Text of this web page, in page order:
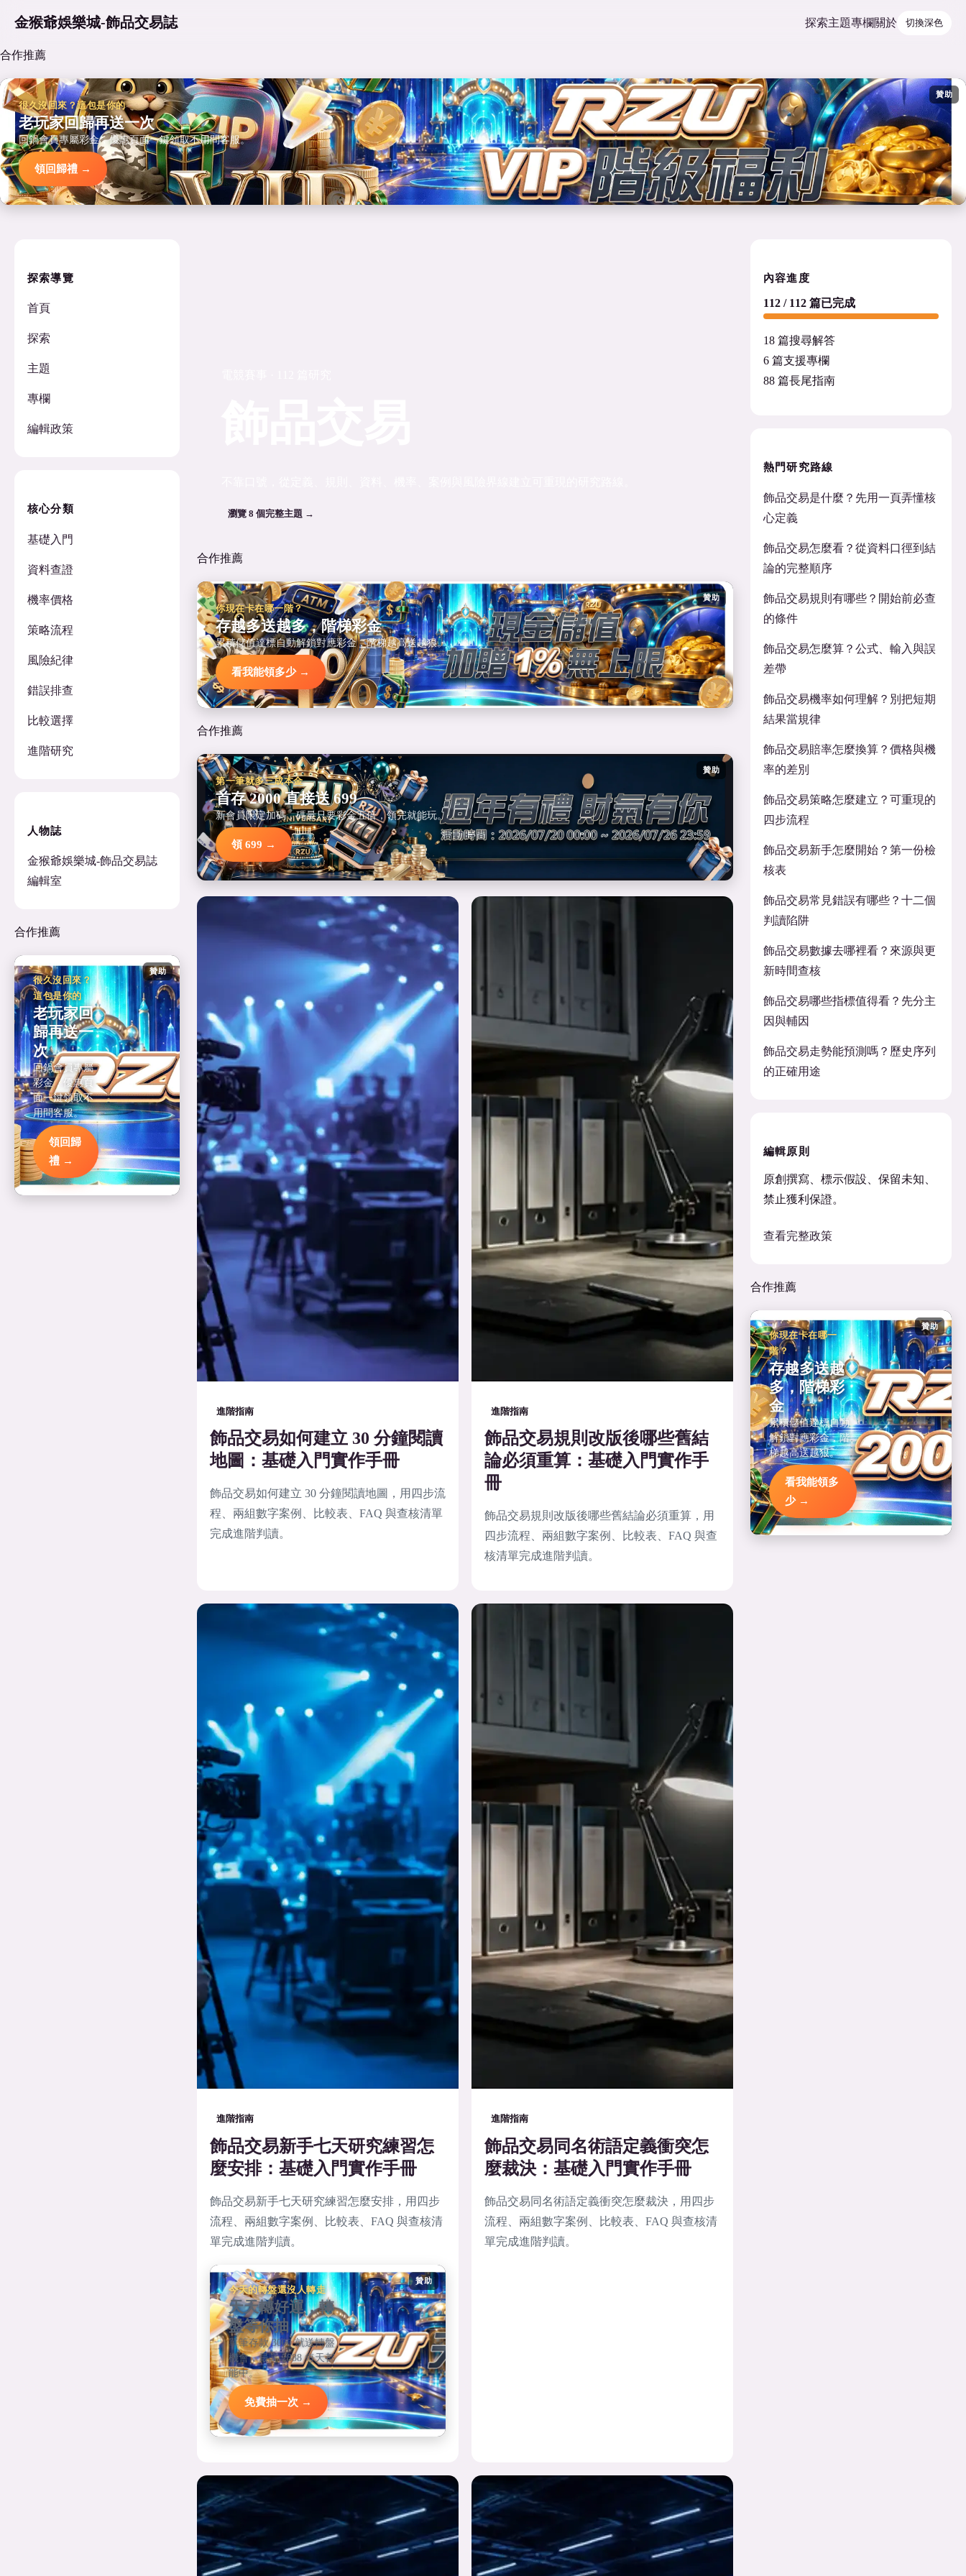
金猴爺娛樂城-飾品交易誌 探索主題專欄關於 切換深色
合作推薦
贊助
很久沒回來？這包是你的
老玩家回歸再送一次
回鍋會員專屬彩金，優惠頁面一鍵領取不用問客服。
領回歸禮 →
探索導覽
首頁
探索
主題
專欄
編輯政策
核心分類
基礎入門
資料查證
機率價格
策略流程
風險紀律
錯誤排查
比較選擇
進階研究
人物誌
金猴爺娛樂城-飾品交易誌
編輯室
合作推薦
贊助
很久沒回來？
這包是你的
老玩家回
歸再送一
次
回鍋會員專屬
彩金，優惠頁
面一鍵領取不
用問客服。
領回歸
禮 →
瀏覽 8 個完整主題 →
合作推薦
贊助
你現在卡在哪一階？
存越多送越多，階梯彩金
累積儲值達標自動解鎖對應彩金，階梯越高送越狠。
看我能領多少 →
合作推薦
贊助
第一筆就多三成本金
首存 2000 直接送 699
新會員限定加碼，碼量只要彩金五倍，領完就能玩。
領 699 →
進階指南
飾品交易如何建立 30 分鐘閱讀
地圖：基礎入門實作手冊
飾品交易如何建立 30 分鐘閱讀地圖，用四步流
程、兩組數字案例、比較表、FAQ 與查核清單
完成進階判讀。
進階指南
飾品交易規則改版後哪些舊結
論必須重算：基礎入門實作手
冊
飾品交易規則改版後哪些舊結論必須重算，用
四步流程、兩組數字案例、比較表、FAQ 與查
核清單完成進階判讀。
進階指南
飾品交易新手七天研究練習怎
麼安排：基礎入門實作手冊
飾品交易新手七天研究練習怎麼安排，用四步
流程、兩組數字案例、比較表、FAQ 與查核清
單完成進階判讀。
贊助
今天的轉盤還沒人轉走
天天轉好運，轉
盤等你抽
單筆存款 3000 就送轉盤
機會，最高 2888 每天都
能中。
免費抽一次 →
進階指南
飾品交易同名術語定義衝突怎
麼裁決：基礎入門實作手冊
飾品交易同名術語定義衝突怎麼裁決，用四步
流程、兩組數字案例、比較表、FAQ 與查核清
單完成進階判讀。
內容進度
112 / 112 篇已完成
18 篇搜尋解答
6 篇支援專欄
88 篇長尾指南
熱門研究路線
飾品交易是什麼？先用一頁弄懂核
心定義
飾品交易怎麼看？從資料口徑到結
論的完整順序
飾品交易規則有哪些？開始前必查
的條件
飾品交易怎麼算？公式、輸入與誤
差帶
飾品交易機率如何理解？別把短期
結果當規律
飾品交易賠率怎麼換算？價格與機
率的差別
飾品交易策略怎麼建立？可重現的
四步流程
飾品交易新手怎麼開始？第一份檢
核表
飾品交易常見錯誤有哪些？十二個
判讀陷阱
飾品交易數據去哪裡看？來源與更
新時間查核
飾品交易哪些指標值得看？先分主
因與輔因
飾品交易走勢能預測嗎？歷史序列
的正確用途
編輯原則
原創撰寫、標示假設、保留未知、
禁止獲利保證。
查看完整政策
合作推薦
贊助
你現在卡在哪一
階？
存越多送越
多，階梯彩
金
累積儲值達標自動
解鎖對應彩金，階
梯越高送越狠。
看我能領多
少 →